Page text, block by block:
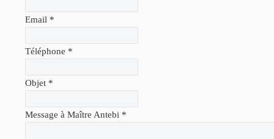
Email *
Téléphone *
Objet *
Message à Maître Antebi *